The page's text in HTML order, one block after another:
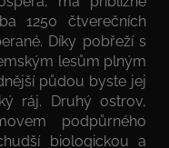
1250 čtverečních
Díky pobřeží s
lesům plným
půdou byste jej
ráj. Druhý ostrov,
podpůrného
biologickou a